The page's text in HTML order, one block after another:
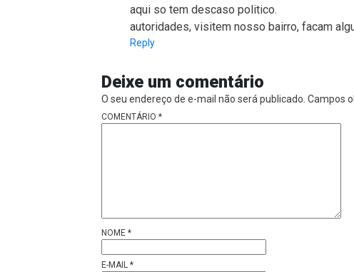
aqui so tem descaso politico.
autoridades, visitem nosso bairro, facam
Reply
Deixe um comentário
O seu endereço de e-mail não será publicado. Campos
COMENTÁRIO *
NOME *
E-MAIL *